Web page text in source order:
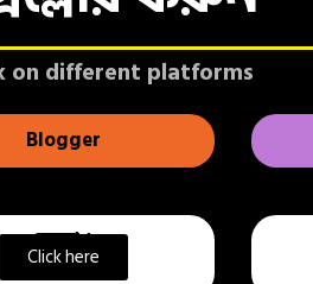
on different platforms
Blogger
ডেমো ১
Click here